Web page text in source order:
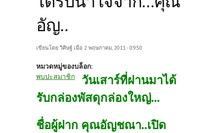
อัญ..
เขียนโดย วิศิษฐ์ เมื่อ 2 พฤษภาคม, 2011 - 09:50
หมวดหมู่ของบล็อก:
พบปะสมาชิก
วันเสาร์ที่ผ่านมาได้
รับกล่องพัสดุกล่องใหญ่...
ชื่อผู้ฝาก คุณอัญชณา..เปิด